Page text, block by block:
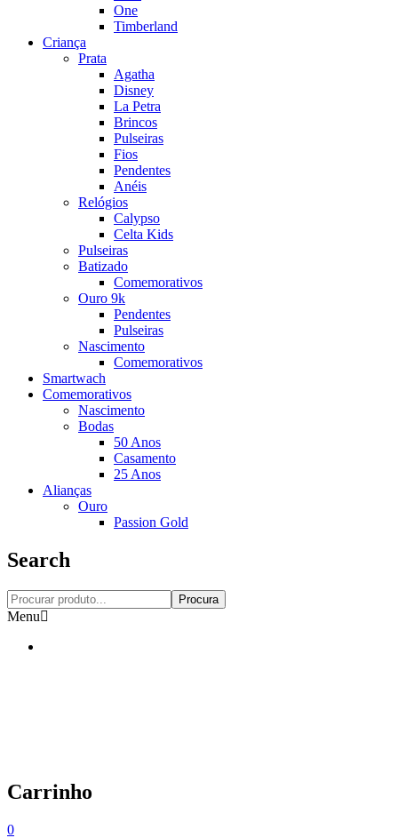
One
Timberland
Criança
Prata
Agatha
Disney
La Petra
Brincos
Pulseiras
Fios
Pendentes
Anéis
Relógios
Calypso
Celta Kids
Pulseiras
Batizado
Comemorativos
Ouro 9k
Pendentes
Pulseiras
Nascimento
Comemorativos
Smartwach
Comemorativos
Nascimento
Bodas
50 Anos
Casamento
25 Anos
Alianças
Ouro
Passion Gold
Search
Procura
Menu
Carrinho
0